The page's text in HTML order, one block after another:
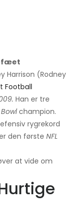
Harrison (Rodney
Football
Han er tre
champion.
rygrekord
den første NFL
at vide om